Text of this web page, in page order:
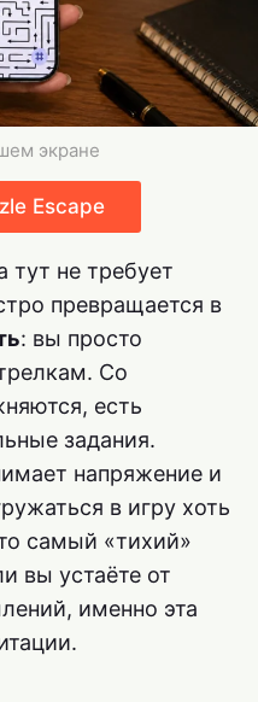
экране
Escape
тут не требует
превращается в
: вы просто
Со
есть
задания.
напряжение и
в игру хоть
самый «тихий»
вы устаёте от
именно эта